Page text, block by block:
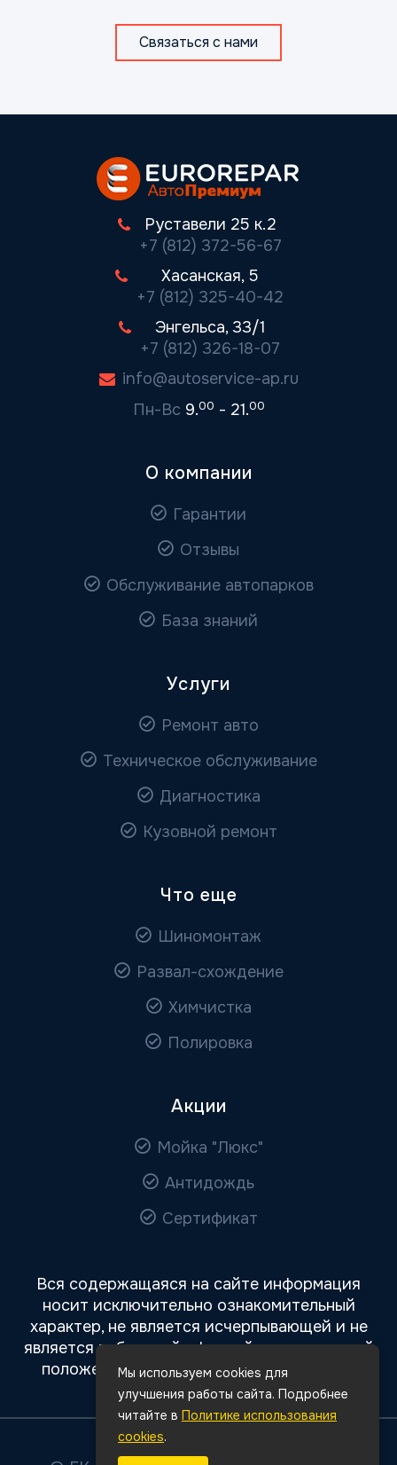
Связаться с нами
Руставели 25 к.2
+7 (812) 372-56-67
Хасанская, 5
+7 (812) 325-40-42
Энгельса, 33/1
+7 (812) 326-18-07
info@autoservice-ap.ru
Пн-Вс 9.00 - 21.00
О компании
Гарантии
Отзывы
Обслуживание автопарков
База знаний
Услуги
Ремонт авто
Техническое обслуживание
Диагностика
Кузовной ремонт
Что еще
Шиномонтаж
Развал-схождение
Химчистка
Полировка
Акции
Мойка "Люкс"
Антидождь
Сертификат
Вся содержащаяся на сайте информация
носит исключительно ознакомительный
характер, не является исчерпывающей и не
является публичной офертой, определяемой
положениями статьи 437 Гражданского
кодекса РФ.
Мы используем cookies для
улучшения работы сайта. Подробнее
читайте в Политике использования
cookies.